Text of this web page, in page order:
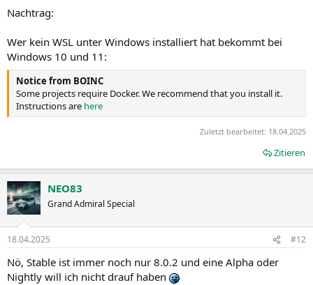
Nachtrag:
Wer kein WSL unter Windows installiert hat bekommt bei
Windows 10 und 11:
Notice from BOINC
Some projects require Docker. We recommend that you install it.
Instructions are here
Zuletzt bearbeitet: 18.04.2025
Zitieren
NEO83
Grand Admiral Special
18.04.2025 #12
Nö, Stable ist immer noch nur 8.0.2 und eine Alpha oder
Nightly will ich nicht drauf haben